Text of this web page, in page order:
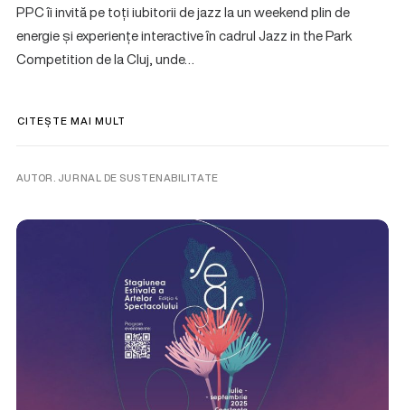
PPC îi invită pe toți iubitorii de jazz la un weekend plin de
energie și experiențe interactive în cadrul Jazz in the Park
Competition de la Cluj, unde…
CITEȘTE MAI MULT
AUTOR. JURNAL DE SUSTENABILITATE